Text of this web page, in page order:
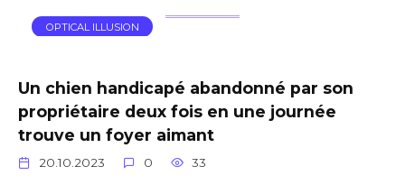
OPTICAL ILLUSION
Un chien handicapé abandonné par son
propriétaire deux fois en une journée
trouve un foyer aimant
20.10.2023 0 33